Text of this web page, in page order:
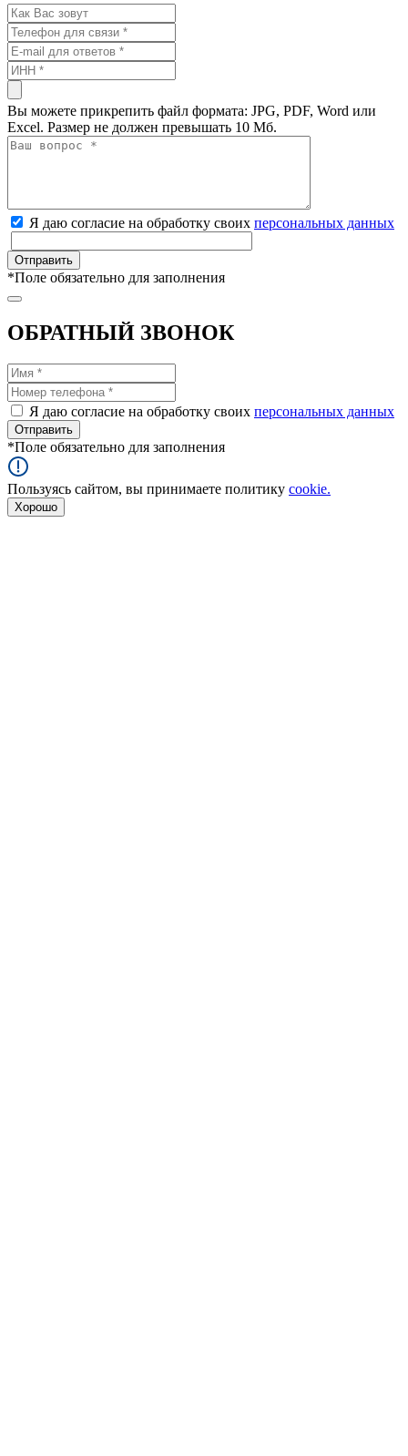
Вы можете прикрепить файл формата: JPG, PDF, Word или
Excel. Размер не должен превышать 10 Мб.
Я даю согласие на обработку своих персональных данных
*Поле обязательно для заполнения
ОБРАТНЫЙ ЗВОНОК
Я даю согласие на обработку своих персональных данных
*Поле обязательно для заполнения
Пользуясь сайтом, вы принимаете политику cookie.
Хорошо